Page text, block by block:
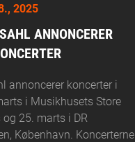
2025
ANNONCERER
annoncerer koncerter i
i Musikhusets Store
og 25. marts i DR
København. Koncerterne